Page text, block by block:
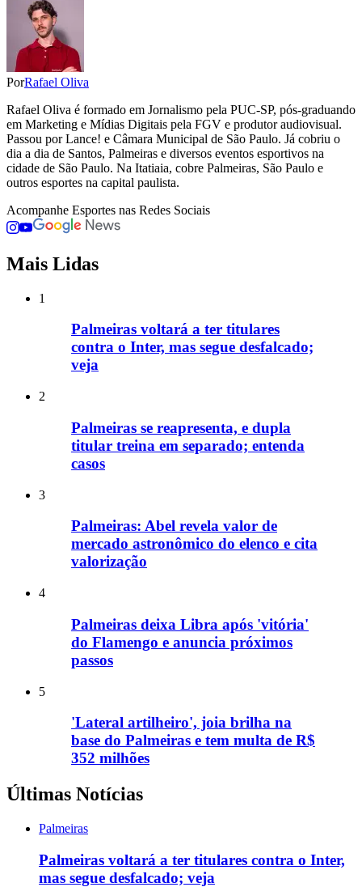
PorRafael Oliva
Rafael Oliva é formado em Jornalismo pela PUC-SP, pós-graduando
em Marketing e Mídias Digitais pela FGV e produtor audiovisual.
Passou por Lance! e Câmara Municipal de São Paulo. Já cobriu o
dia a dia de Santos, Palmeiras e diversos eventos esportivos na
cidade de São Paulo. Na Itatiaia, cobre Palmeiras, São Paulo e
outros esportes na capital paulista.
Acompanhe Esportes nas Redes Sociais
Mais Lidas
1
Palmeiras voltará a ter titulares
contra o Inter, mas segue desfalcado;
veja
2
Palmeiras se reapresenta, e dupla
titular treina em separado; entenda
casos
3
Palmeiras: Abel revela valor de
mercado astronômico do elenco e cita
valorização
4
Palmeiras deixa Libra após 'vitória'
do Flamengo e anuncia próximos
passos
5
'Lateral artilheiro', joia brilha na
base do Palmeiras e tem multa de R$
352 milhões
Últimas Notícias
Palmeiras
Palmeiras voltará a ter titulares contra o Inter,
mas segue desfalcado; veja